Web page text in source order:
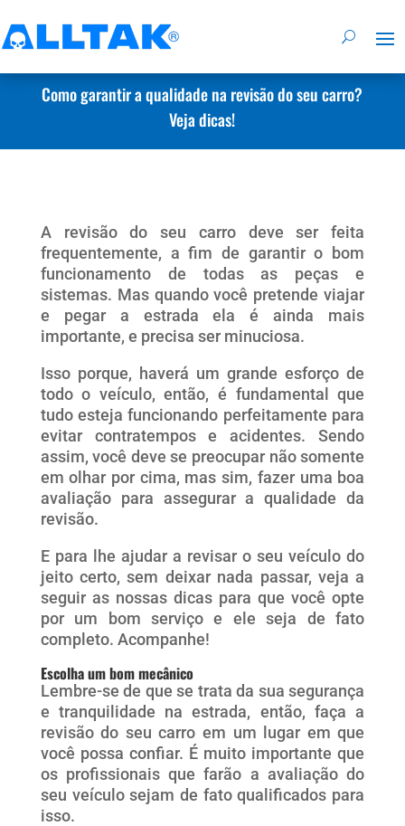
Como garantir a qualidade na revisão do seu carro?
Veja dicas!
A revisão do seu carro deve ser feita
frequentemente, a fim de garantir o bom
funcionamento de todas as peças e
sistemas. Mas quando você pretende viajar
e pegar a estrada ela é ainda mais
importante, e precisa ser minuciosa.
Isso porque, haverá um grande esforço de
todo o veículo, então, é fundamental que
tudo esteja funcionando perfeitamente para
evitar contratempos e acidentes. Sendo
assim, você deve se preocupar não somente
em olhar por cima, mas sim, fazer uma boa
avaliação para assegurar a qualidade da
revisão.
E para lhe ajudar a revisar o seu veículo do
jeito certo, sem deixar nada passar, veja a
seguir as nossas dicas para que você opte
por um bom serviço e ele seja de fato
completo. Acompanhe!
Escolha um bom mecânico
Lembre-se de que se trata da sua segurança
e tranquilidade na estrada, então, faça a
revisão do seu carro em um lugar em que
você possa confiar. É muito importante que
os profissionais que farão a avaliação do
seu veículo sejam de fato qualificados para
isso.